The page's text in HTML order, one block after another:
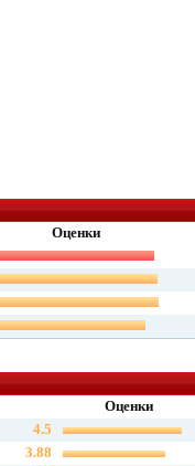
Оценки
Оценки
4.5
3.88